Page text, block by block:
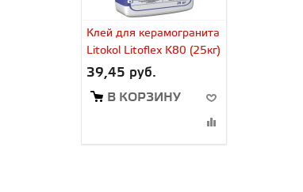
Клей для керамогранита
Litokol Litoflex K80 (25кг)
39,45 руб.
В КОРЗИНУ